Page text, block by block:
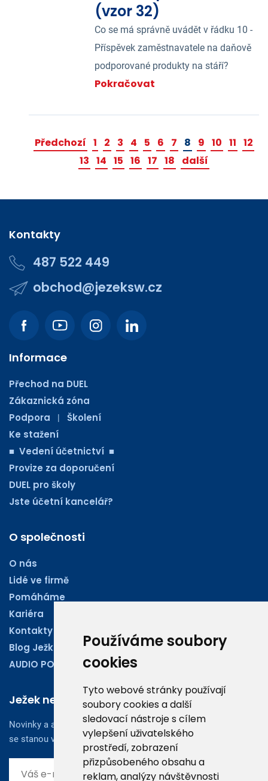
Používáme soubory
cookies
Tyto webové stránky používají
soubory cookies a další
sledovací nástroje s cílem
vylepšení uživatelského
prostředí, zobrazení
přizpůsobeného obsahu a
reklam, analýzy návštěvnosti
(vzor 32)
Co se má správně uvádět v řádku 10 -
Příspěvek zaměstnavatele na daňově
podporované produkty na stáří?
Pokračovat
Předchozí 1 2 3 4 5 6 7 8 9 10 11 12
13 14 15 16 17 18 další
Kontakty
487 522 449
obchod@jezeksw.cz
Informace
Přechod na DUEL
Zákaznická zóna
Podpora
| Školení
Ke stažení
■ Vedení účetnictví ■
Provize za doporučení
DUEL pro školy
Jste účetní kancelář?
O společnosti
O nás
Lidé ve firmě
Pomáháme
Kariéra
Kontakty
Blog Ježkoviny
AUDIO PODCASTY
Ježek newsletter
Novinky a aktuality z oboru účetnictví, obchodu či legislativy
se stanou vaším dobrým rádcem.